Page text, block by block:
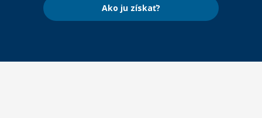
Ako ju získať?